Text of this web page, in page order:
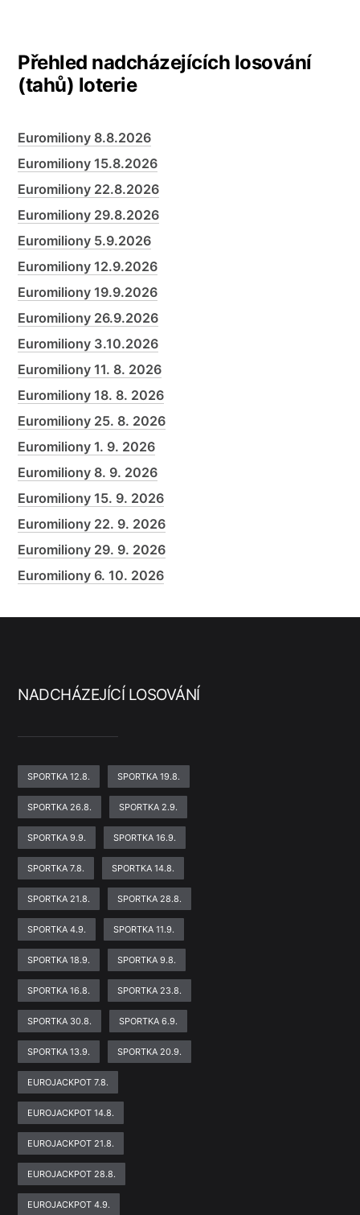
Přehled nadcházejících losování
(tahů) loterie
Euromiliony 8.8.2026
Euromiliony 15.8.2026
Euromiliony 22.8.2026
Euromiliony 29.8.2026
Euromiliony 5.9.2026
Euromiliony 12.9.2026
Euromiliony 19.9.2026
Euromiliony 26.9.2026
Euromiliony 3.10.2026
Euromiliony 11. 8. 2026
Euromiliony 18. 8. 2026
Euromiliony 25. 8. 2026
Euromiliony 1. 9. 2026
Euromiliony 8. 9. 2026
Euromiliony 15. 9. 2026
Euromiliony 22. 9. 2026
Euromiliony 29. 9. 2026
Euromiliony 6. 10. 2026
NADCHÁZEJÍCÍ LOSOVÁNÍ
SPORTKA 12.8. SPORTKA 19.8.
SPORTKA 26.8. SPORTKA 2.9.
SPORTKA 9.9. SPORTKA 16.9.
SPORTKA 7.8. SPORTKA 14.8.
SPORTKA 21.8. SPORTKA 28.8.
SPORTKA 4.9. SPORTKA 11.9.
SPORTKA 18.9. SPORTKA 9.8.
SPORTKA 16.8. SPORTKA 23.8.
SPORTKA 30.8. SPORTKA 6.9.
SPORTKA 13.9. SPORTKA 20.9.
EUROJACKPOT 7.8.
EUROJACKPOT 14.8.
EUROJACKPOT 21.8.
EUROJACKPOT 28.8.
EUROJACKPOT 4.9.